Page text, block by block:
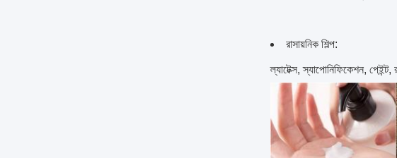
রাসায়নিক শিল্প:
ল্যাটেক্স, স্যাপোনিফিকেশন,